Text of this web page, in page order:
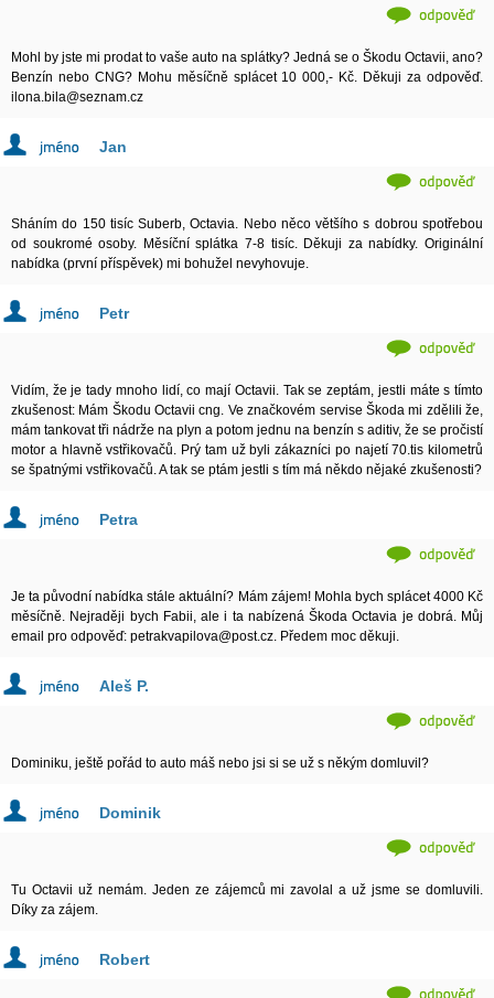
Mohl by jste mi prodat to vaše auto na splátky? Jedná se o Škodu Octavii, ano?
Benzín nebo CNG? Mohu měsíčně splácet 10 000,- Kč. Děkuji za odpověď.
ilona.bila@seznam.cz
Jan
Sháním do 150 tisíc Suberb, Octavia. Nebo něco většího s dobrou spotřebou
od soukromé osoby. Měsíční splátka 7-8 tisíc. Děkuji za nabídky. Originální
nabídka (první příspěvek) mi bohužel nevyhovuje.
Petr
Vidím, že je tady mnoho lidí, co mají Octavii. Tak se zeptám, jestli máte s tímto
zkušenost: Mám Škodu Octavii cng. Ve značkovém servise Škoda mi zdělili že,
mám tankovat tři nádrže na plyn a potom jednu na benzín s aditiv, že se pročistí
motor a hlavně vstřikovačů. Prý tam už byli zákazníci po najetí 70.tis kilometrů
se špatnými vstřikovačů. A tak se ptám jestli s tím má někdo nějaké zkušenosti?
Petra
Je ta původní nabídka stále aktuální? Mám zájem! Mohla bych splácet 4000 Kč
měsíčně. Nejraději bych Fabii, ale i ta nabízená Škoda Octavia je dobrá. Můj
email pro odpověď: petrakvapilova@post.cz. Předem moc děkuji.
Aleš P.
Dominiku, ještě pořád to auto máš nebo jsi si se už s někým domluvil?
Dominik
Tu Octavii už nemám. Jeden ze zájemců mi zavolal a už jsme se domluvili.
Díky za zájem.
Robert